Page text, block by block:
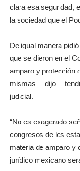
clara esa seguridad,
la sociedad que el
De igual manera
que se dieron en el
amparo y protección
mismas —dijo—
judicial.
“No es exagerado
congresos de los
materia de amparo y
jurídico mexicano